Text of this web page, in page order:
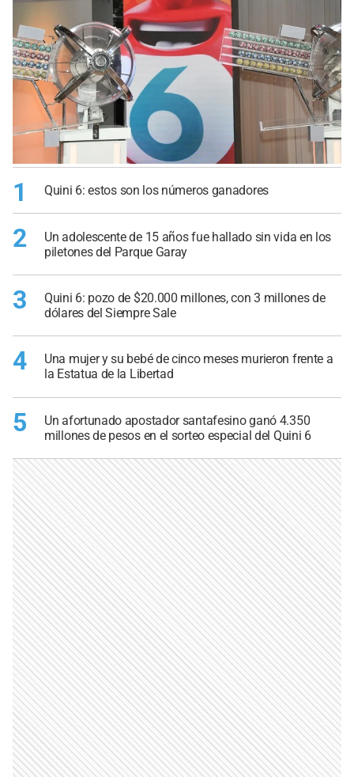
1 Quini 6: estos son los números ganadores
2
Un adolescente de 15 años fue hallado sin vida en los
piletones del Parque Garay
3
Quini 6: pozo de $20.000 millones, con 3 millones de
dólares del Siempre Sale
4
Una mujer y su bebé de cinco meses murieron frente a
la Estatua de la Libertad
5
Un afortunado apostador santafesino ganó 4.350
millones de pesos en el sorteo especial del Quini 6